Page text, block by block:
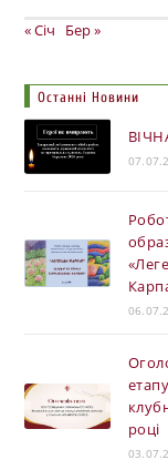
« Січ Бер »
Останні Новини
році